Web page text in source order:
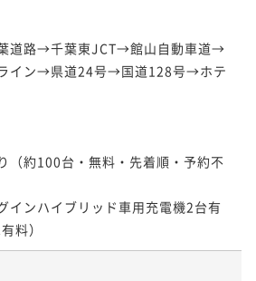
道路→千葉東JCT→館山自動車道→
イン→県道24号→国道128号→ホテ
（約100台・無料・先着順・予約不
インハイブリッド車用充電機2台有